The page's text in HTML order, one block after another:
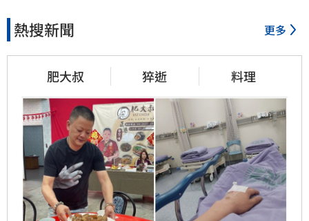
熱搜新聞 更多
肥大叔 猝逝 料理